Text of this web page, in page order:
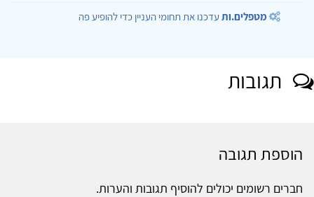
מטפלים.ותעדכנו את תחומי העניין כדי להופיע פה
תגובות
הוספת תגובה
חברים רשומים יכולים להוסיף תגובות והערות.